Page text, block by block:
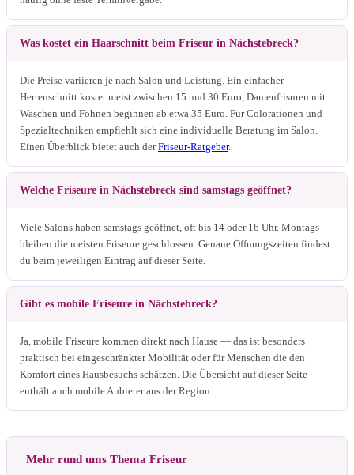
Was kostet ein Haarschnitt beim Friseur in Nächstebreck?
Die Preise variieren je nach Salon und Leistung. Ein einfacher
Herrenschnitt kostet meist zwischen 15 und 30 Euro, Damenfrisuren mit
Waschen und Föhnen beginnen ab etwa 35 Euro. Für Colorationen und
Spezialtechniken empfiehlt sich eine individuelle Beratung im Salon.
Einen Überblick bietet auch derFriseur-Ratgeber.
Welche Friseure in Nächstebreck sind samstags geöffnet?
Viele Salons haben samstags geöffnet, oft bis 14 oder 16 Uhr. Montags
bleiben die meisten Friseure geschlossen. Genaue Öffnungszeiten findest
du beim jeweiligen Eintrag auf dieser Seite.
Gibt es mobile Friseure in Nächstebreck?
Ja, mobile Friseure kommen direkt nach Hause — das ist besonders
praktisch bei eingeschränkter Mobilität oder für Menschen die den
Komfort eines Hausbesuchs schätzen. Die Übersicht auf dieser Seite
enthält auch mobile Anbieter aus der Region.
Mehr rund ums Thema Friseur